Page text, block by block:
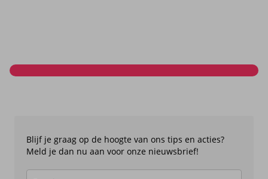
Blijf je graag op de hoogte van ons tips en acties?
Meld je dan nu aan voor onze nieuwsbrief!